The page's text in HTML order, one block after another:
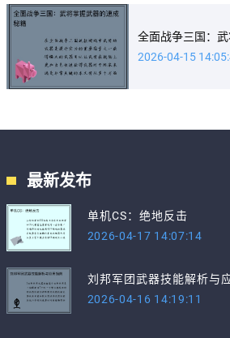
全面战争三国：
2026-04-15
最新发布
单机CS：绝地反击
2026-04-17 14:07:14
刘邦军团武器技能解析与
2026-04-16 14:19:11